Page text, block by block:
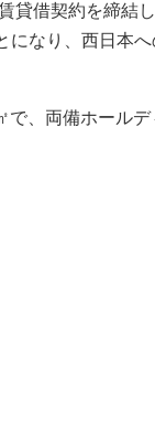
貸借契約を締結
になり、西日本
、両備ホール